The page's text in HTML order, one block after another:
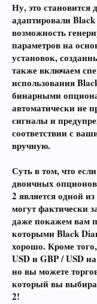
Ну, это
адаптировали
возможность
параметров на
установок,
также включаем
использования
бинарными
автоматически не
сигналы и
соответствии с
вручную.
Суть в том, что
двоичных
2 является одной
могут фактически
даже покажем вам
которыми Black
хорошо. Кроме
USD и GBP / USD
но вы можете
который вы
2!